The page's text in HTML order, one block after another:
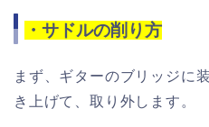
・サドルの削り方
まず、ギターのブリッジに
き上げて、取り外します。